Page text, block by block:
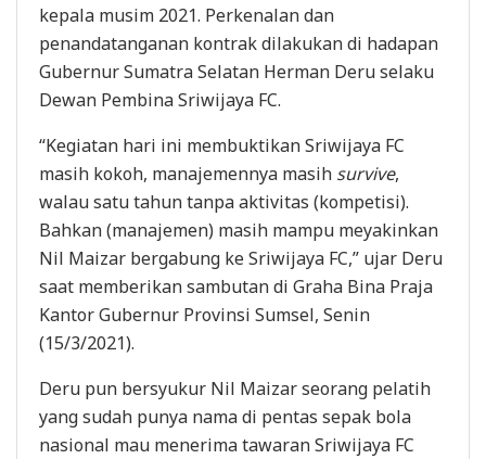
kepala musim 2021. Perkenalan dan
penandatanganan kontrak dilakukan di hadapan
Gubernur Sumatra Selatan Herman Deru selaku
Dewan Pembina Sriwijaya FC.
“Kegiatan hari ini membuktikan Sriwijaya FC
masih kokoh, manajemennya masih survive,
walau satu tahun tanpa aktivitas (kompetisi).
Bahkan (manajemen) masih mampu meyakinkan
Nil Maizar bergabung ke Sriwijaya FC,” ujar Deru
saat memberikan sambutan di Graha Bina Praja
Kantor Gubernur Provinsi Sumsel, Senin
(15/3/2021).
Deru pun bersyukur Nil Maizar seorang pelatih
yang sudah punya nama di pentas sepak bola
nasional mau menerima tawaran Sriwijaya FC